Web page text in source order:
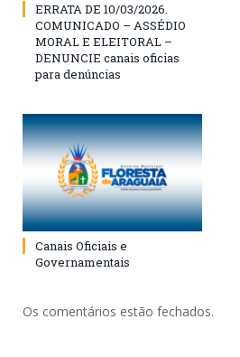
ERRATA DE 10/03/2026.
COMUNICADO – ASSÉDIO
MORAL E ELEITORAL –
DENUNCIE canais oficias
para denúncias
Canais Oficiais e
Governamentais
Os comentários estão fechados.